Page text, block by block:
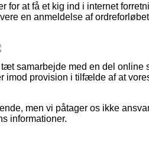
for at få et kig ind i internet
en anmeldelse af
samarbejde med en del online
imod provision i tilfælde af at
men vi påtager os ikke
informationer.